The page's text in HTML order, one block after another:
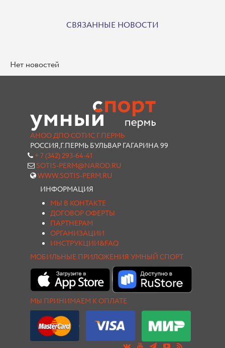
СВЯЗАННЫЕ НОВОСТИ
Нет новостей
АНОО ДПО СОТИС Г.ПЕРМЬ
РОССИЯ,Г.ПЕРМЬ БУЛЬВАР ГАГАРИНА 99
+ 7 (342) 293-64-41
SOTIS-PERM@NAROD.RU
WWW.SOTIS-PERM.RU
ИНФОРМАЦИЯ
МЫ В КОНТАКТЕ
ДОГОВОР ОФЕРТЫ
ПАРТНЕРАМ
ОРГАНИЗАЦИИ
ИНСТРУКЦИИ&FAQ
МОБИЛЬНЫЕ ПРИЛОЖЕНИЯ УМНЫЙ СПОРТ
МЫ ПРИНИМАЕМ К ОПЛАТЕ